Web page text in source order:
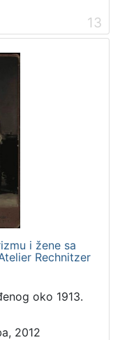
13
i žene sa
Rechnitzer
oko 1913.
2012